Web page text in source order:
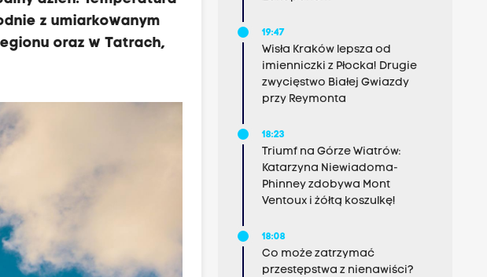
z umiarkowanym
oraz w Tatrach,
19:47
Wisła Kraków lepsza od
imienniczki z Płocka! Drugie
zwycięstwo Białej Gwiazdy
przy Reymonta
18:23
Triumf na Górze Wiatrów:
Katarzyna Niewiadoma-
Phinney zdobywa Mont
Ventoux i żółtą koszulkę!
18:08
Co może zatrzymać
przestępstwa z nienawiści?